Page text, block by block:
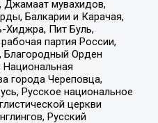
Джамаат мувахидов,
Балкарии и Карачая,
Хиджра, Пит Буль,
партия России,
Благородный Орден
города Череповца,
Русское национальное
церкви
Русский